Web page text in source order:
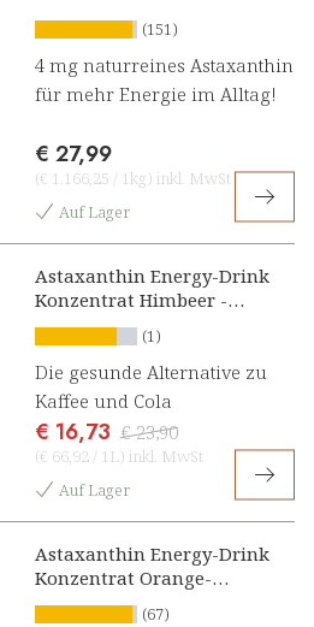
(151)
4 mg naturreines Astaxanthin
für mehr Energie im Alltag!
€ 27,99
(€ 1.166,25 / 1kg) inkl. MwSt
Auf Lager
Astaxanthin Energy-Drink
Konzentrat Himbeer -
Limette
(1)
Die gesunde Alternative zu
Kaffee und Cola
€ 16,73 € 23,90
(€ 66,92 / 1L) inkl. MwSt
Auf Lager
Astaxanthin Energy-Drink
Konzentrat Orange-
Grapefruit
(67)